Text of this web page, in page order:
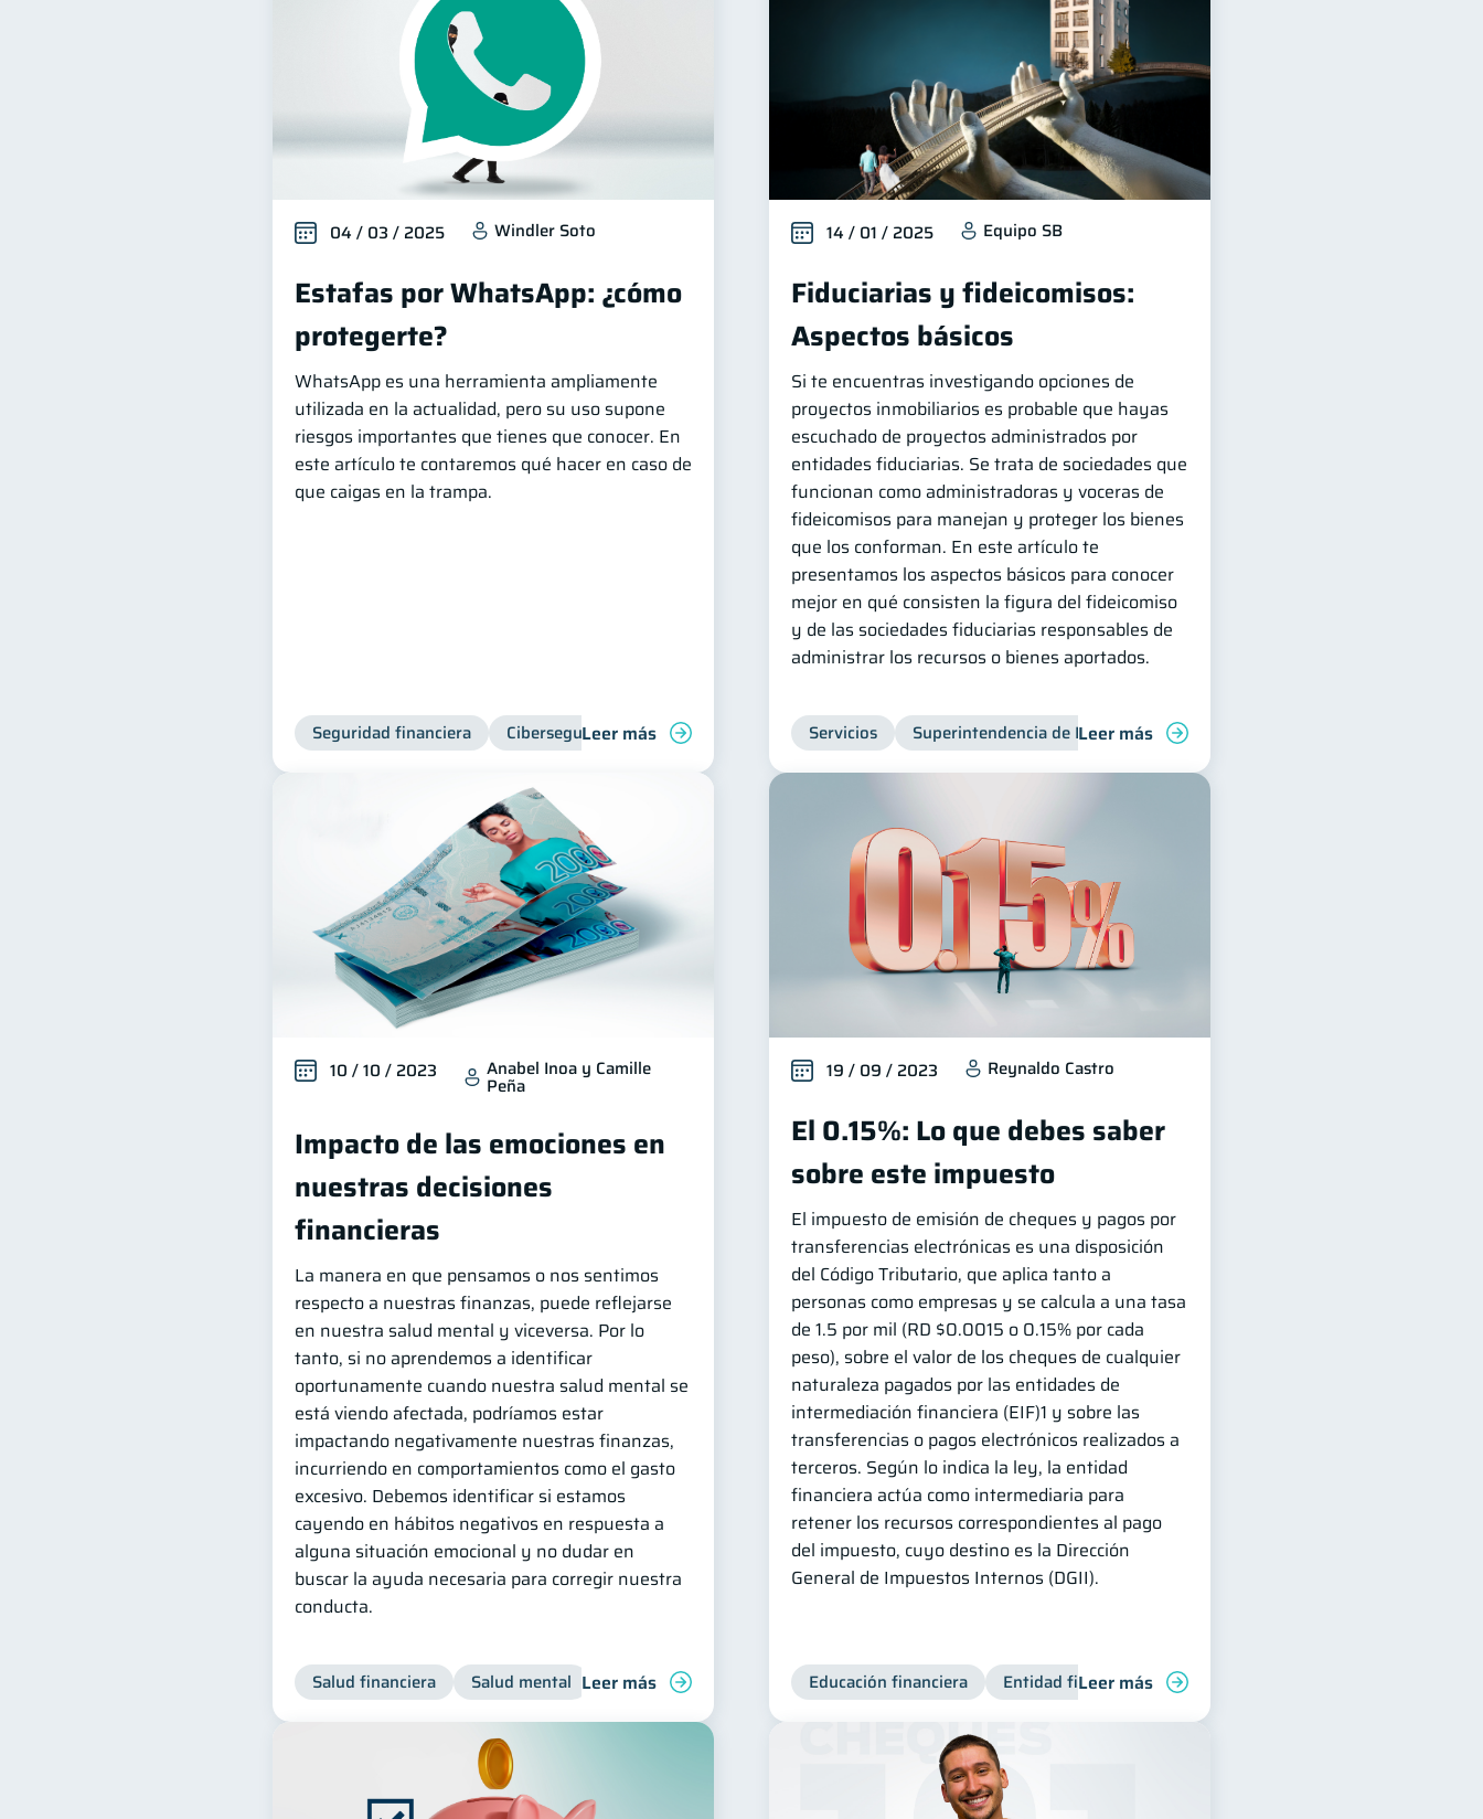
04 / 03 / 2025 Windler Soto
Estafas por WhatsApp: ¿cómo
protegerte?
WhatsApp es una herramienta ampliamente
utilizada en la actualidad, pero su uso supone
riesgos importantes que tienes que conocer. En
este artículo te contaremos qué hacer en caso de
que caigas en la trampa.
Seguridad financiera CiberseguridadLeer más
14 / 01 / 2025 Equipo SB
Fiduciarias y fideicomisos:
Aspectos básicos
Si te encuentras investigando opciones de
proyectos inmobiliarios es probable que hayas
escuchado de proyectos administrados por
entidades fiduciarias. Se trata de sociedades que
funcionan como administradoras y voceras de
fideicomisos para manejan y proteger los bienes
que los conforman. En este artículo te
presentamos los aspectos básicos para conocer
mejor en qué consisten la figura del fideicomiso
y de las sociedades fiduciarias responsables de
administrar los recursos o bienes aportados.
Servicios Superintendencia de Bancos
Leer más
10 / 10 / 2023 Anabel Inoa y Camille
Peña
Impacto de las emociones en
nuestras decisiones
financieras
La manera en que pensamos o nos sentimos
respecto a nuestras finanzas, puede reflejarse
en nuestra salud mental y viceversa. Por lo
tanto, si no aprendemos a identificar
oportunamente cuando nuestra salud mental se
está viendo afectada, podríamos estar
impactando negativamente nuestras finanzas,
incurriendo en comportamientos como el gasto
excesivo. Debemos identificar si estamos
cayendo en hábitos negativos en respuesta a
alguna situación emocional y no dudar en
buscar la ayuda necesaria para corregir nuestra
conducta.
Salud financiera Salud mental Inclusión financiera Finanzas para jóvenes Manejo de deudas Finanzas familiares
Leer más
19 / 09 / 2023 Reynaldo Castro
El 0.15%: Lo que debes saber
sobre este impuesto
El impuesto de emisión de cheques y pagos por
transferencias electrónicas es una disposición
del Código Tributario, que aplica tanto a
personas como empresas y se calcula a una tasa
de 1.5 por mil (RD $0.0015 o 0.15% por cada
peso), sobre el valor de los cheques de cualquier
naturaleza pagados por las entidades de
intermediación financiera (EIF)1 y sobre las
transferencias o pagos electrónicos realizados a
terceros. Según lo indica la ley, la entidad
financiera actúa como intermediaria para
retener los recursos correspondientes al pago
del impuesto, cuyo destino es la Dirección
General de Impuestos Internos (DGII).
Educación financiera Entidad financiera Productos financieros
Leer más